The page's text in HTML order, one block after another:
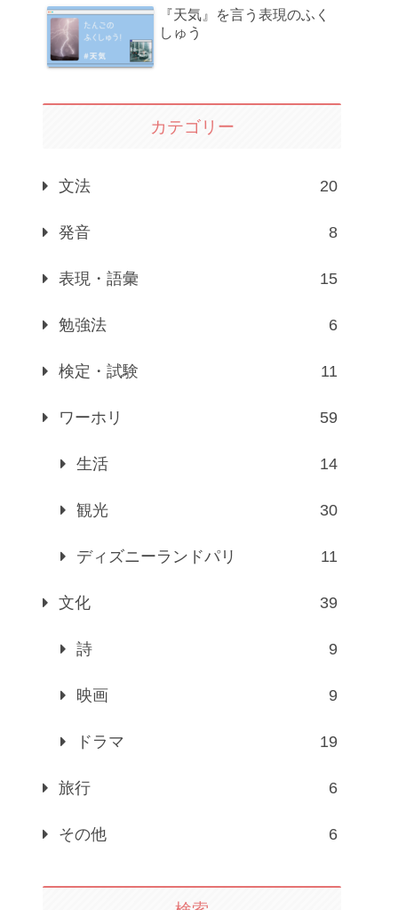
『天気』を言う表現のふく
しゅう
カテゴリー
文法 20
発音 8
表現・語彙 15
勉強法 6
検定・試験 11
ワーホリ 59
生活 14
観光 30
ディズニーランドパリ 11
文化 39
詩 9
映画 9
ドラマ 19
旅行 6
その他 6